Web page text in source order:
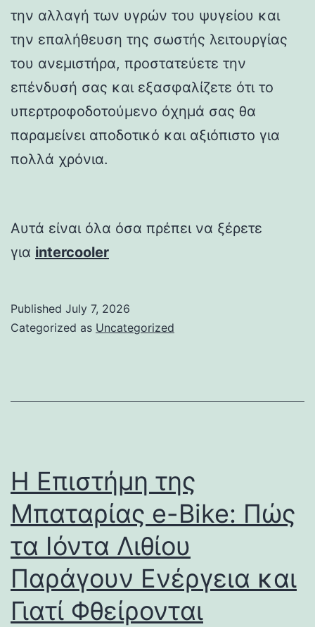
την αλλαγή των υγρών του ψυγείου και
την επαλήθευση της σωστής λειτουργίας
του ανεμιστήρα, προστατεύετε την
επένδυσή σας και εξασφαλίζετε ότι το
υπερτροφοδοτούμενο όχημά σας θα
παραμείνει αποδοτικό και αξιόπιστο για
πολλά χρόνια.
Αυτά είναι όλα όσα πρέπει να ξέρετε
για intercooler
Published July 7, 2026
Categorized as Uncategorized
Η Επιστήμη της
Μπαταρίας e-Bike: Πώς
τα Ιόντα Λιθίου
Παράγουν Ενέργεια και
Γιατί Φθείρονται